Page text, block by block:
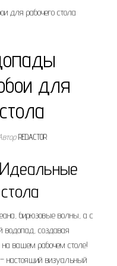
для рабочего стола
для
REDACTOR
бирюзовые волны, а с
водопад, создавая
вашем рабочем столе!
настоящий визуальный